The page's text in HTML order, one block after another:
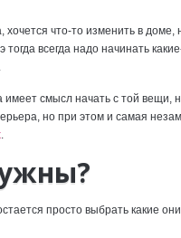
что-то изменить в доме,
всегда надо начинать
имеет смысл начать с той
но при этом и самая
.
просто выбрать какие